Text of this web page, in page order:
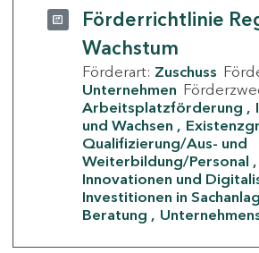
Förderrichtlinie
Wachstum
Förderart: Zuschuss
Unternehmen
Arbeitsplatzförderung
und Wachsen
Qualifizierung/Aus- und
Weiterbildung/Personal
Innovationen und
Investitionen in
Beratung